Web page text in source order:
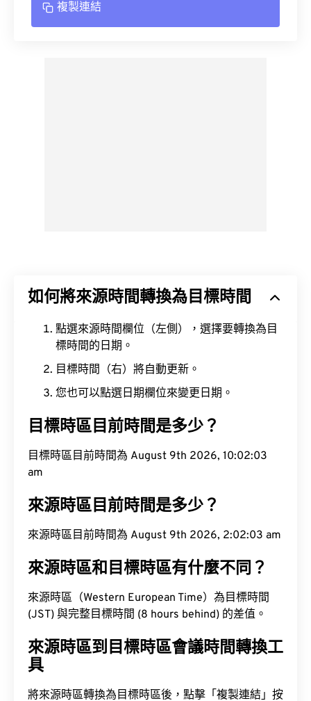
複製連結
如何將來源時間轉換為目標時間
點選來源時間欄位（左側），選擇要轉換為目
標時間的日期。
目標時間（右）將自動更新。
您也可以點選日期欄位來變更日期。
目標時區目前時間是多少？
目標時區目前時間為 August 9th 2026, 10:02:04
am
來源時區目前時間是多少？
來源時區目前時間為 August 9th 2026, 2:02:04 am
來源時區和目標時區有什麼不同？
來源時區（Western European Time）為目標時間
(JST) 與完整目標時間 (8 hours behind) 的差值。
來源時區到目標時區會議時間轉換工
具
將來源時區轉換為目標時區後，點擊「複製連結」按